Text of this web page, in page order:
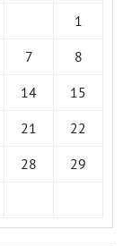
1
7
8
14
15
21
22
28
29